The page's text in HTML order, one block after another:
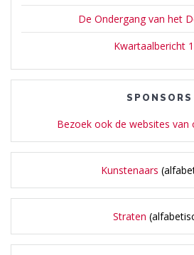
De Ondergang van het
Kwartaalbericht
SPONSORS
Bezoek ook de websites van
Kunstenaars
Straten